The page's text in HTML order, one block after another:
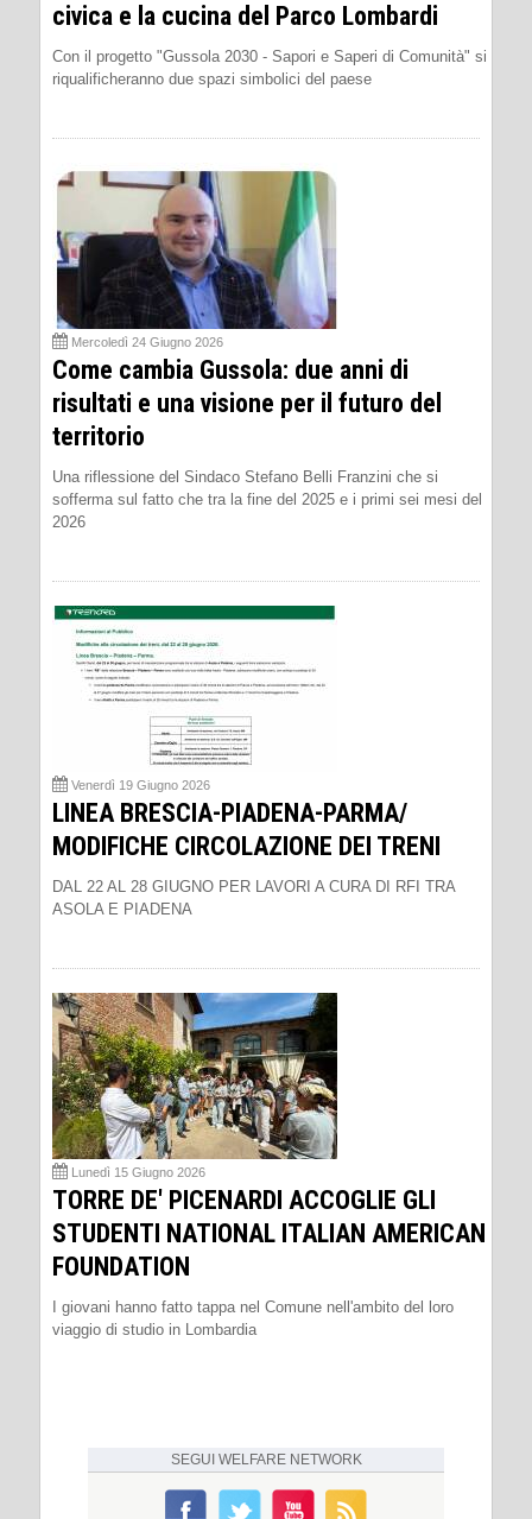
civica e la cucina del Parco Lombardi
Con il progetto "Gussola 2030 - Sapori e Saperi di Comunità" si
riqualificheranno due spazi simbolici del paese
Mercoledì 24 Giugno 2026
Come cambia Gussola: due anni di
risultati e una visione per il futuro del
territorio
Una riflessione del Sindaco Stefano Belli Franzini che si
sofferma sul fatto che tra la fine del 2025 e i primi sei mesi del
2026
Venerdì 19 Giugno 2026
LINEA BRESCIA-PIADENA-PARMA/
MODIFICHE CIRCOLAZIONE DEI TRENI
DAL 22 AL 28 GIUGNO PER LAVORI A CURA DI RFI TRA
ASOLA E PIADENA
Lunedì 15 Giugno 2026
TORRE DE' PICENARDI ACCOGLIE GLI
STUDENTI NATIONAL ITALIAN AMERICAN
FOUNDATION
I giovani hanno fatto tappa nel Comune nell'ambito del loro
viaggio di studio in Lombardia
SEGUI WELFARE NETWORK